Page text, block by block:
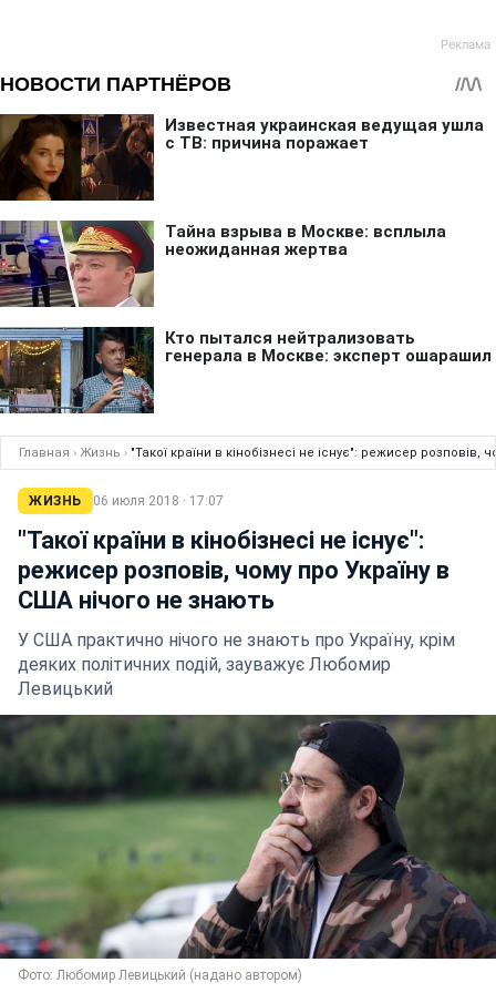
Главная › Жизнь › "Такої країни в кінобізнесі не існує": режисер
ЖИЗНЬ 06 июля 2018 · 17:07
"Такої країни в кінобізнесі не існує":
режисер розповів, чому про Україну в
США нічого не знають
У США практично нічого не знають про Україну, крім
деяких політичних подій, зауважує Любомир
Левицький
Фото: Любомир Левицький (надано автором)